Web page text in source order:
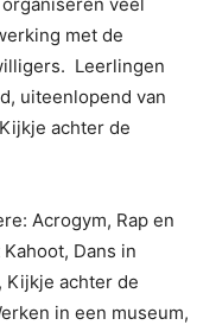
met de
Leerlingen
uiteenlopend van
achter de
Acrogym, Rap en
Dans in
Kijkje achter de
in een museum,